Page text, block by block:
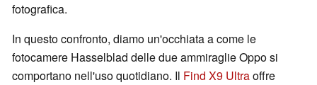
fotografica.
In questo confronto, diamo un'occhiata a come le
fotocamere Hasselblad delle due ammiraglie Oppo si
comportano nell'uso quotidiano. Il Find X9 Ultraoffre